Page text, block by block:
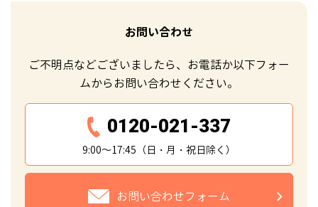
お問い合わせ
ご不明点などございましたら、お電話か以下フォー
ムからお問い合わせください。
0120-021-337
9:00～17:45（日・月・祝日除く）
お問い合わせフォーム